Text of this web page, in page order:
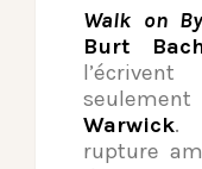
Walk on By
Burt
Warwick.
rupture